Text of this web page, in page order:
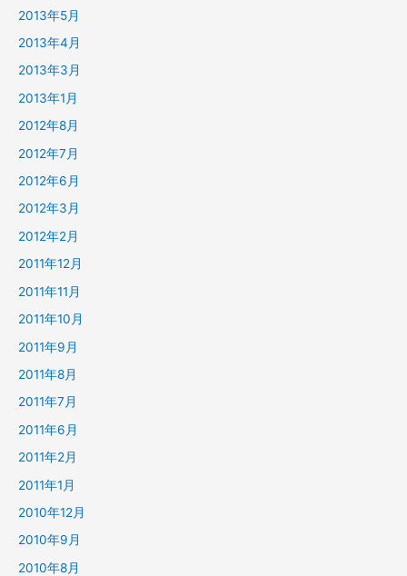
2013年5月
2013年4月
2013年3月
2013年1月
2012年8月
2012年7月
2012年6月
2012年3月
2012年2月
2011年12月
2011年11月
2011年10月
2011年9月
2011年8月
2011年7月
2011年6月
2011年2月
2011年1月
2010年12月
2010年9月
2010年8月